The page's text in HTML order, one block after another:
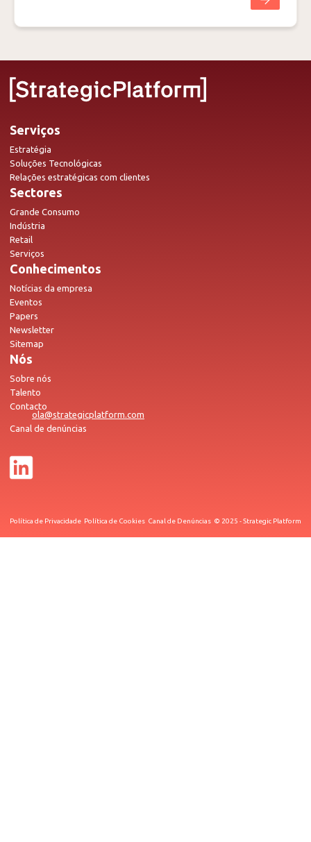
Serviços
Estratégia
Soluções Tecnológicas
Relações estratégicas com clientes
Sectores
Grande Consumo
Indústria
Retail
Serviços
Conhecimentos
Notícias da empresa
Eventos
Papers
Newsletter
Sitemap
Nós
Sobre nós
Talento
Contacto
ola@strategicplatform.com
Canal de denúncias
Política de Privacidade Política de Cookies Canal de Denúncias © 2025 - Strategic Platform